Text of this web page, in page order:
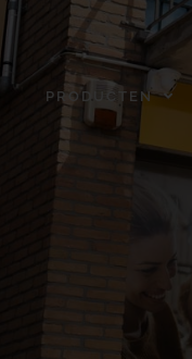
PRODUCTEN